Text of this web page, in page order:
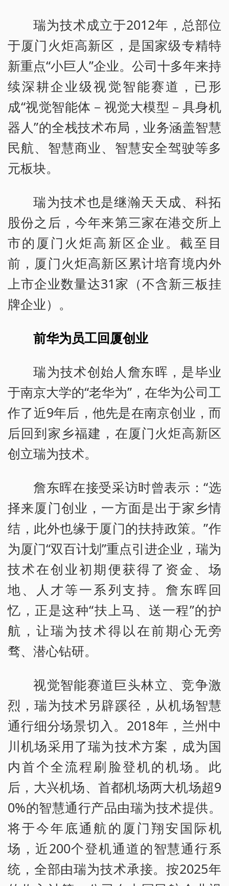
瑞为技术成立于2012年，总部位
于厦门火炬高新区，是国家级专精特
新重点“小巨人”企业。公司十多年来持
续深耕企业级视觉智能赛道，已形
成“视觉智能体－视觉大模型－具身机
器人”的全栈技术布局，业务涵盖智慧
民航、智慧商业、智慧安全驾驶等多
元板块。
瑞为技术也是继瀚天天成、科拓
股份之后，今年来第三家在港交所上
市的厦门火炬高新区企业。截至目
前，厦门火炬高新区累计培育境内外
上市企业数量达31家（不含新三板挂
牌企业）。
前华为员工回厦创业
瑞为技术创始人詹东晖，是毕业
于南京大学的“老华为”，在华为公司工
作了近9年后，他先是在南京创业，而
后回到家乡福建，在厦门火炬高新区
创立瑞为技术。
詹东晖在接受采访时曾表示：“选
择来厦门创业，一方面是出于家乡情
结，此外也缘于厦门的扶持政策。”作
为厦门“双百计划”重点引进企业，瑞为
技术在创业初期便获得了资金、场
地、人才等一系列支持。詹东晖回
忆，正是这种“扶上马、送一程”的护
航，让瑞为技术得以在前期心无旁
骛、潜心钻研。
视觉智能赛道巨头林立、竞争激
烈，瑞为技术另辟蹊径，从机场智慧
通行细分场景切入。2018年，兰州中
川机场采用了瑞为技术方案，成为国
内首个全流程刷脸登机的机场。此
后，大兴机场、首都机场两大机场超9
0%的智慧通行产品由瑞为技术提供。
将于今年底通航的厦门翔安国际机
场，近200个登机通道的智慧通行系
统，全部由瑞为技术承接。按2025年